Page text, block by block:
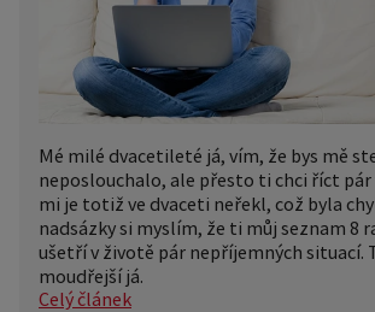
Mé milé dvacetileté já, vím, že bys mě
neposlouchalo, ale přesto ti chci říct pár
mi je totiž ve dvaceti neřekl, což byla
nadsázky si myslím, že ti můj seznam 8
ušetří v životě pár nepříjemných situací.
moudřejší já.
Celý článek